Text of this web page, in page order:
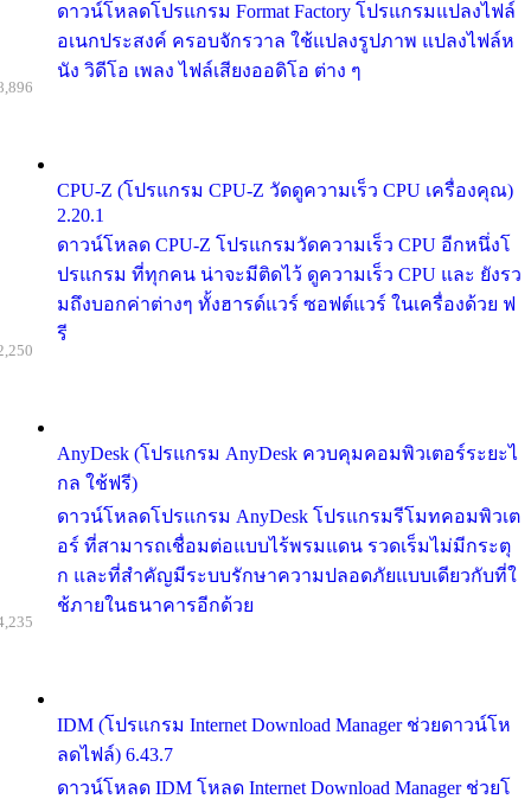
ดาวน์โหลดโปรแกรม Format Factory โปรแกรมแปลงไฟล์
อเนกประสงค์ ครอบจักรวาล ใช้แปลงรูปภาพ แปลงไฟล์ห
นัง วิดีโอ เพลง ไฟล์เสียงออดิโอ ต่าง ๆ
CPU-Z (โปรแกรม CPU-Z วัดดูความเร็ว CPU เครื่องคุณ)
2.20.1
ดาวน์โหลด CPU-Z โปรแกรมวัดความเร็ว CPU อีกหนึ่งโ
ปรแกรม ที่ทุกคน น่าจะมีติดไว้ ดูความเร็ว CPU และ ยังรว
มถึงบอกค่าต่างๆ ทั้งฮารด์แวร์ ซอฟต์แวร์ ในเครื่องด้วย ฟ
รี
AnyDesk (โปรแกรม AnyDesk ควบคุมคอมพิวเตอร์ระยะไ
กล ใช้ฟรี)
ดาวน์โหลดโปรแกรม AnyDesk โปรแกรมรีโมทคอมพิวเต
อร์ ที่สามารถเชื่อมต่อแบบไร้พรมแดน รวดเร็มไม่มีกระตุ
ก และที่สำคัญมีระบบรักษาความปลอดภัยแบบเดียวกับที่ใ
ช้ภายในธนาคารอีกด้วย
IDM (โปรแกรม Internet Download Manager ช่วยดาวน์โห
ลดไฟล์) 6.43.7
ดาวน์โหลด IDM โหลด Internet Download Manager ช่วยโ